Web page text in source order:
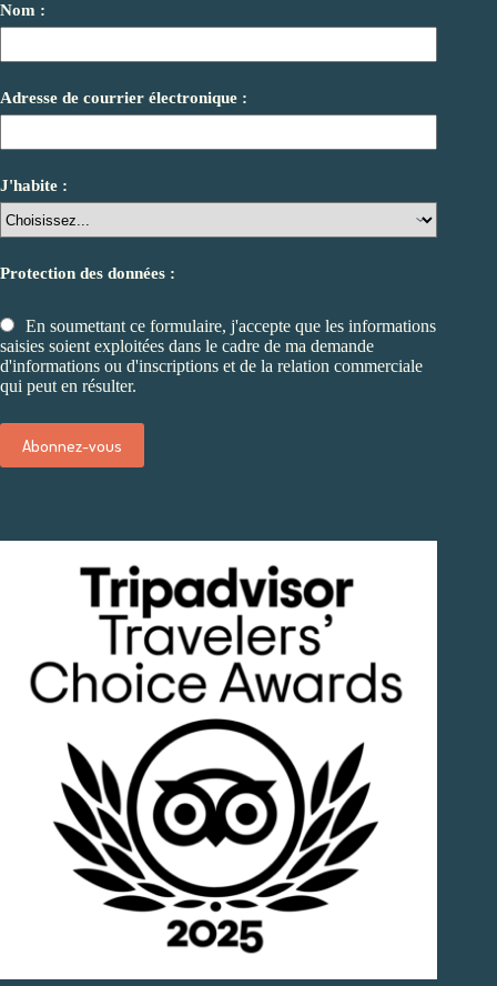
Nom :
Adresse de courrier électronique :
J'habite :
Protection des données :
En soumettant ce formulaire, j'accepte que les informations
saisies soient exploitées dans le cadre de ma demande
d'informations ou d'inscriptions et de la relation commerciale
qui peut en résulter.